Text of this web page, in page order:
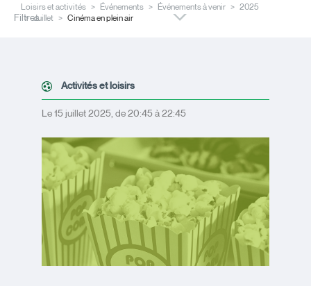
Loisirs et activités Événements Événements à venir
2025
Juillet
Cinéma en plein air
Filtres
Activités et loisirs
Le 15 juillet 2025, de 20:45 à 22:45